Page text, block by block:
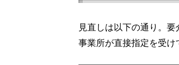
見直しは以下の通り。
事業所が直接指定を受け